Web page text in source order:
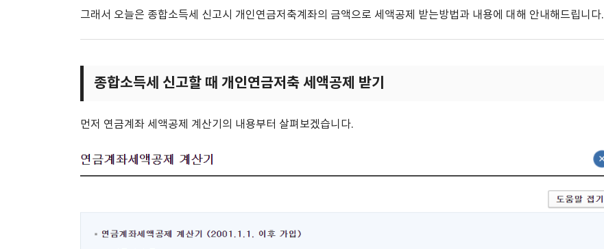
그래서 오늘은 종합소득세 신고시 개인연금저축계좌의 금액으로 세액공제 받는방법과 내용에 대해 안내해드립니다.
종합소득세 신고할 때 개인연금저축 세액공제 받기
먼저 연금계좌 세액공제 계산기의 내용부터 살펴보겠습니다.